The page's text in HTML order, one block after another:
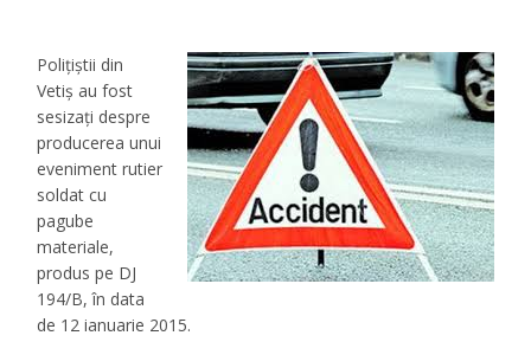
Polițiștii din
Vetiș au fost
sesizați despre
producerea unui
eveniment rutier
soldat cu
pagube
materiale,
produs pe DJ
194/B, în data
de 12 ianuarie 2015.